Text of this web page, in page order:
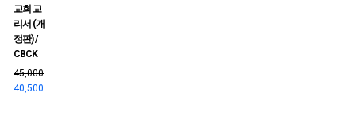
교회 교
리서 (개
정판) /
CBCK
45,000
40,500